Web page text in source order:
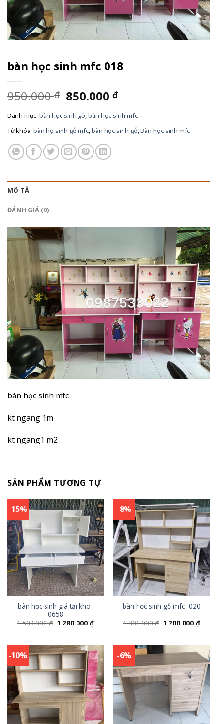
bàn học sinh mfc 018
950.000₫ 850.000₫
Danh mục: bàn học sinh gỗ bàn học sinh mfc
Từ khóa: bàn họ sinh gỗ mfc bàn học sinh gỗ Bàn học sinh mfc
MÔ TẢ
ĐÁNH GIÁ (0)
bàn học sinh mfc
kt ngang 1m
kt ngang1 m2
SẢN PHẨM TƯƠNG TỰ
-15%
bàn học sinh giá tại kho-
0658
1.500.000₫ 1.280.000₫
-8%
bàn học sinh gỗ mfc- 020
1.300.000₫ 1.200.000₫
-10% -6%